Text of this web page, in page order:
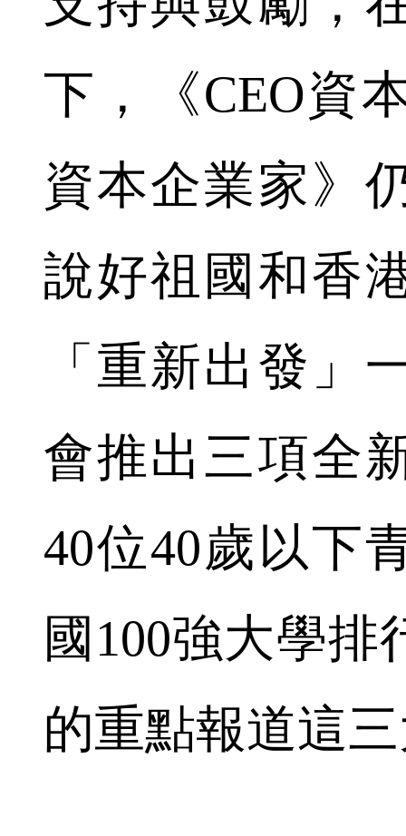
下，《CEO資
資本企業家》
說好祖國和香
「重新出發」
會推出三項全
40位40歲以下
國100強大學
的重點報道這